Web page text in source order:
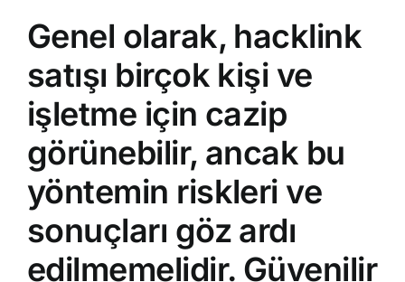
Genel olarak, hacklink
satışı birçok kişi ve
işletme için cazip
görünebilir, ancak bu
yöntemin riskleri ve
sonuçları göz ardı
edilmemelidir. Güvenilir